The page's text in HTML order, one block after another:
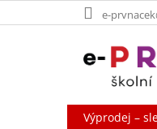
na
e-
Výprodej –